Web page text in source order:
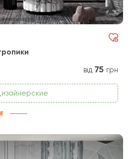
від 75 грн